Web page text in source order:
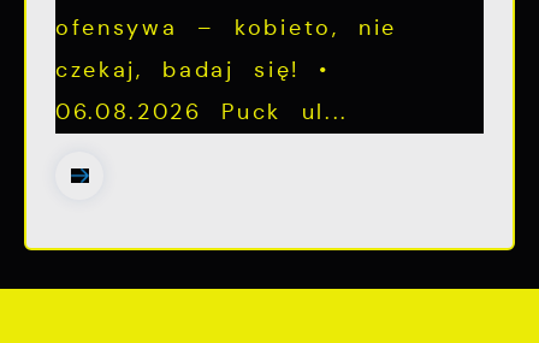
ofensywa – kobieto, nie
czekaj, badaj się! •
06.08.2026 Puck ul...